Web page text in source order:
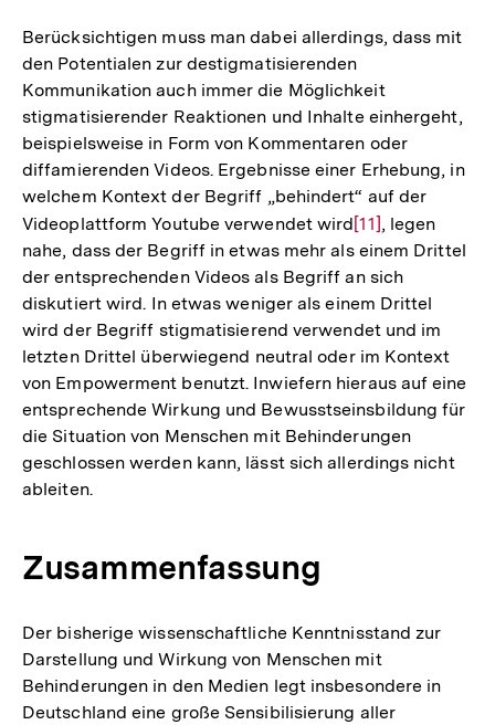
Berücksichtigen muss man dabei allerdings, dass mit
den Potentialen zur destigmatisierenden
Kommunikation auch immer die Möglichkeit
stigmatisierender Reaktionen und Inhalte einhergeht,
beispielsweise in Form von Kommentaren oder
diffamierenden Videos. Ergebnisse einer Erhebung, in
welchem Kontext der Begriff „behindert“ auf der
Videoplattform Youtube verwendet wird Zur
Auflösung
der
Fußnote
[11] , legen
nahe, dass der Begriff in etwas mehr als einem Drittel
der entsprechenden Videos als Begriff an sich
diskutiert wird. In etwas weniger als einem Drittel
wird der Begriff stigmatisierend verwendet und im
letzten Drittel überwiegend neutral oder im Kontext
von Empowerment benutzt. Inwiefern hieraus auf eine
entsprechende Wirkung und Bewusstseinsbildung für
die Situation von Menschen mit Behinderungen
geschlossen werden kann, lässt sich allerdings nicht
ableiten.
Zusammenfassung
Der bisherige wissenschaftliche Kenntnisstand zur
Darstellung und Wirkung von Menschen mit
Behinderungen in den Medien legt insbesondere in
Deutschland eine große Sensibilisierung aller